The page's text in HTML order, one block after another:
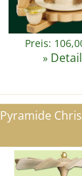
Preis:
»
Pyramide